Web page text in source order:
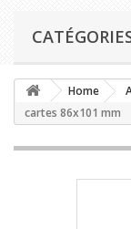
Home
cartes 86x101 mm